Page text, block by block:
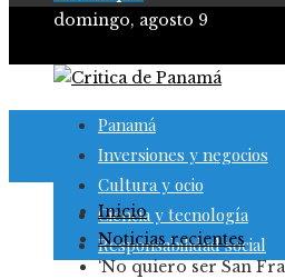
domingo, agosto 9
Panamá
Inversiones y negocios
Cultura y ocio
Ciencia y tecnología
Responsabilidad social
Inicio
Noticias recientes
‘No quiero ser San